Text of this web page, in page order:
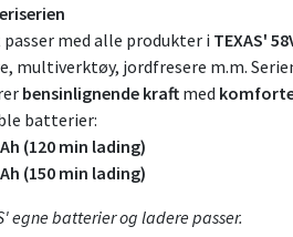
med alle produkter i TEXAS'
multiverktøy, jordfresere m.m.
bensinlignende kraft med
batterier:
(120 min lading)
(150 min lading)
egne batterier og ladere passer.